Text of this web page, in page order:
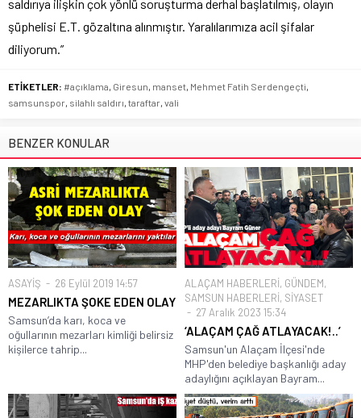
saldırıya ilişkin çok yönlü soruşturma derhal başlatılmış, olayın
şüphelisi E.T. gözaltına alınmıştır. Yaralılarımıza acil şifalar
diliyorum.”
ETİKETLER: #açıklama, Giresun, manset, Mehmet Fatih Serdengeçti,
samsunspor, silahlı saldırı, taraftar, vali
BENZER KONULAR
ASAYİŞ 26 Eylül 2019 14:57
MEZARLIKTA ŞOKE EDEN OLAY
Samsun’da karı, koca ve
oğullarının mezarları kimliği belirsiz
kişilerce tahrip...
ALAÇAM HABERLERİ, GÜNDEM,
SAMSUN HABERLERİ, SİYASET
27 Aralık 2023 15:34
‘ALAÇAM ÇAĞ ATLAYACAK!..’
Samsun'un Alaçam İlçesi'nde
MHP'den belediye başkanlığı aday
adaylığını açıklayan Bayram...